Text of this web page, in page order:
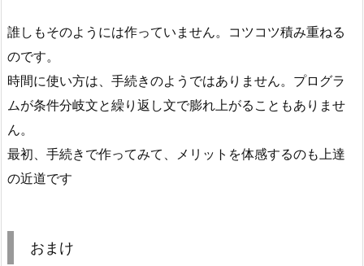
誰しもそのようには作っていません。コツコツ積み重ねる
のです。
時間に使い方は、手続きのようではありません。プログラ
ムが条件分岐文と繰り返し文で膨れ上がることもありませ
ん。
最初、手続きで作ってみて、メリットを体感するのも上達
の近道です
おまけ